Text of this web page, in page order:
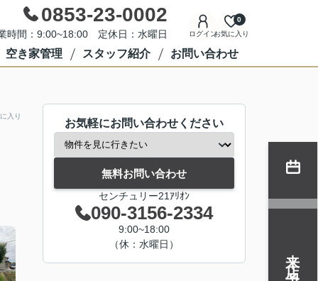
0853-23-0002
時間：9:00~18:00 定休日：水曜日 ログインお気に入り
0
空き家管理 スタッフ紹介 お問い合わせ
入り
お気軽にお問い合わせください
無料お問い合わせ
センチュリー21ｱﾘｵﾝ
090-3156-2334
9:00~18:00
（休：水曜日）
来店予約